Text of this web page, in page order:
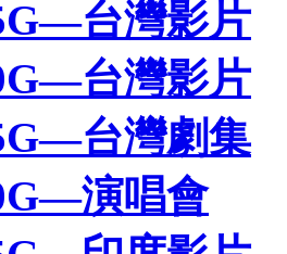
台灣影片
台灣影片
台灣劇集
演唱會